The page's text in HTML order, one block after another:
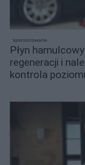
sponsorowane
Płyn
regeneracji i
kontrola